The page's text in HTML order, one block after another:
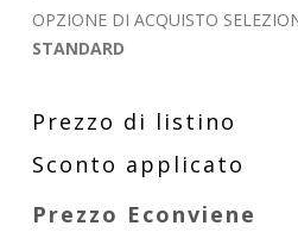
OPZIONE DI ACQUISTO
STANDARD